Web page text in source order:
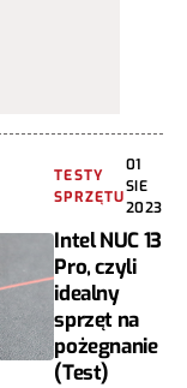
TESTY
SPRZĘTU
01
SIE
2023
Intel NUC 13
Pro, czyli
idealny
sprzęt na
pożegnanie
(Test)